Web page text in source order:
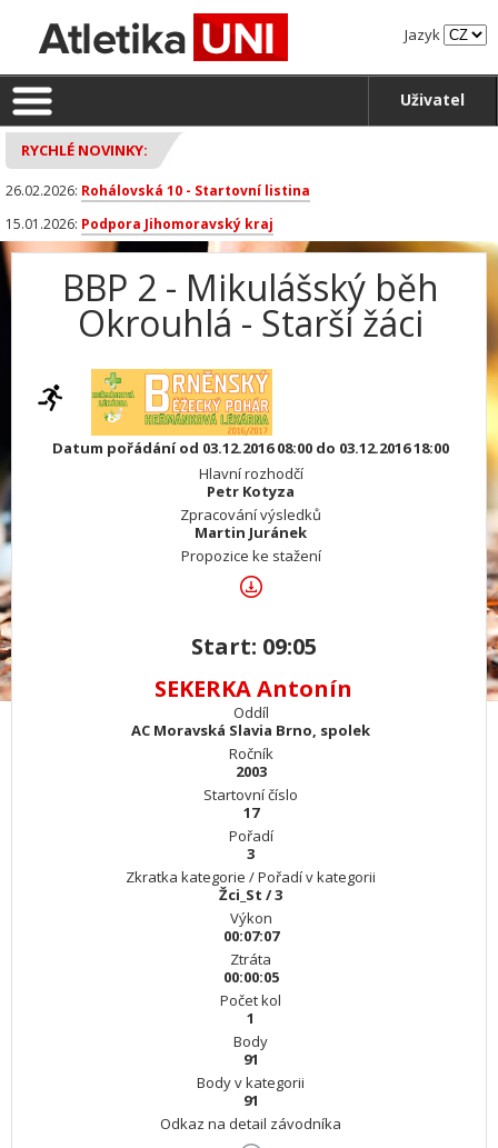
Jazyk
Uživatel
RYCHLÉ NOVINKY:
26.02.2026: Rohálovská 10 - Startovní listina
15.01.2026: Podpora Jihomoravský kraj
BBP 2 - Mikulášský běh
Okrouhlá - Starší žáci
Datum pořádání od 03.12.2016 08:00 do 03.12.2016 18:00
Hlavní rozhodčí
Petr Kotyza
Zpracování výsledků
Martin Juránek
Propozice ke stažení
Start: 09:05
SEKERKA Antonín
Oddíl
AC Moravská Slavia Brno, spolek
Ročník
2003
Startovní číslo
17
Pořadí
3
Zkratka kategorie / Pořadí v kategorii
Žci_St / 3
Výkon
00:07:07
Ztráta
00:00:05
Počet kol
1
Body
91
Body v kategorii
91
Odkaz na detail závodníka